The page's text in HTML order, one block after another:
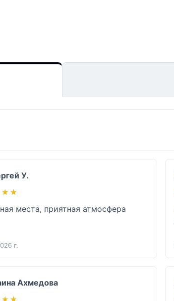
У.
места, приятная атмосфера
г.
Ахмедова